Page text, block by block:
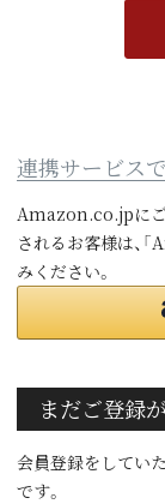
連携サービス
Amazon.co.jpにご
されるお客様は、
みください。
まだご登録
会員登録をしてい
です。